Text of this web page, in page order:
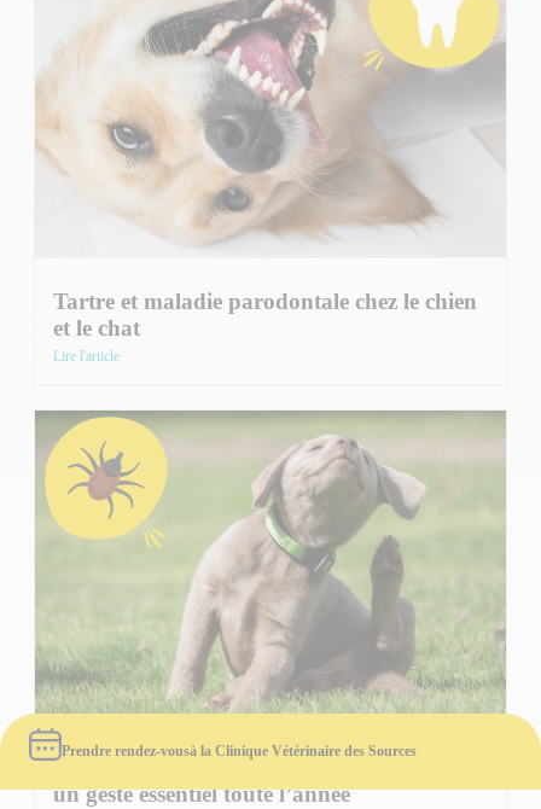
Prendre rendez-vousà la Clinique Vétérinaire des Sources
Tartre et maladie parodontale chez le chien
et le chat
Lire l'article
Protéger votre animal contre les parasites :
un geste essentiel toute l’année